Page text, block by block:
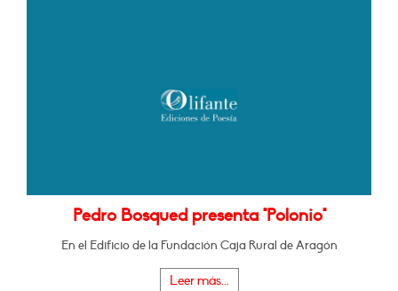
Pedro Bosqued presenta "Polonio"
En el Edificio de la Fundación Caja Rural de Aragón
Leer más...